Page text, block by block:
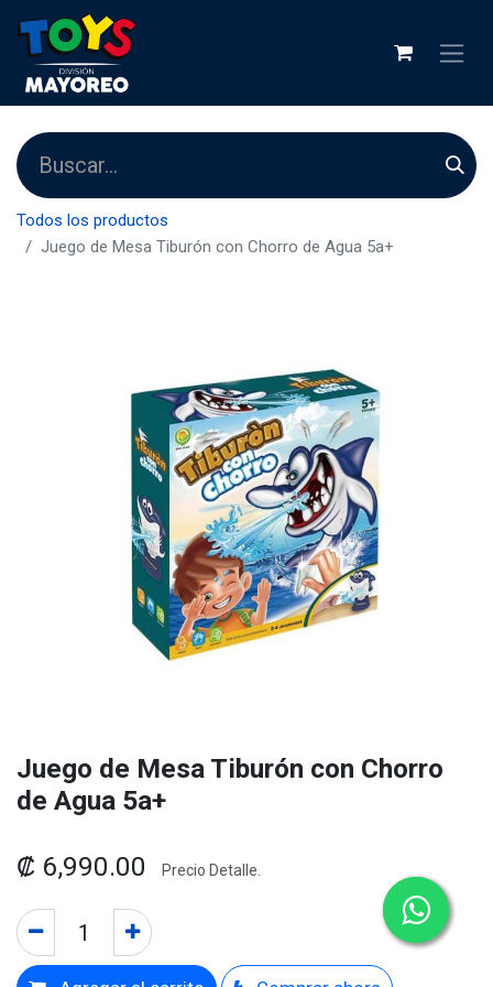
Todos los productos
Juego de Mesa Tiburón con Chorro de Agua 5a+
Juego de Mesa Tiburón con Chorro
de Agua 5a+
₡ 6,990.00 Precio Detalle.